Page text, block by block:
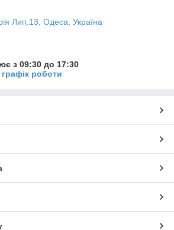
Лип,13, Одеса, Україна
з 09:30 до 17:30
роботи